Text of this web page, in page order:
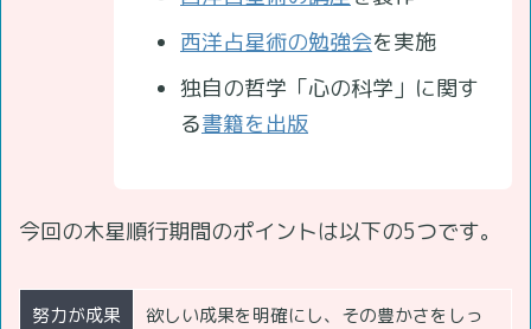
西洋占星術の勉強会を実施
独自の哲学「心の科学」に関す
る書籍を出版
今回の木星順行期間のポイントは以下の5つです。
努力が成果
欲しい成果を明確にし、その豊かさをしっ